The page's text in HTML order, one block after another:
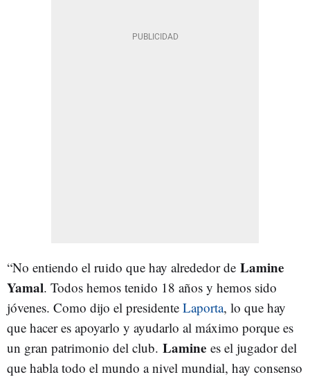
“No entiendo el ruido que hay alrededor de Lamine
Yamal. Todos hemos tenido 18 años y hemos sido
jóvenes. Como dijo el presidente Laporta, lo que hay
que hacer es apoyarlo y ayudarlo al máximo porque es
un gran patrimonio del club. Lamine es el jugador del
que habla todo el mundo a nivel mundial, hay consenso